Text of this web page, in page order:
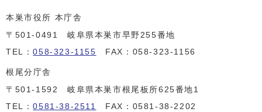
本巣市役所 本庁舎
〒501-0491 岐阜県本巣市早野255番地
TEL：058-323-1155 FAX：058-323-1156
根尾分庁舎
〒501-1592 岐阜県本巣市根尾板所625番地1
TEL：0581-38-2511 FAX：0581-38-2202